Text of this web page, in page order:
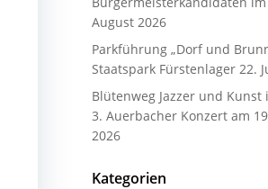
August 2026
Parkführung „Dorf und
Staatspark Fürstenlager 22.
Blütenweg Jazzer und Kunst
3. Auerbacher Konzert am
2026
Kategorien